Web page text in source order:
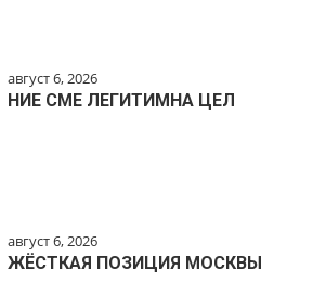
август 6, 2026
НИЕ СМЕ ЛЕГИТИМНА ЦЕЛ
август 6, 2026
ЖЁСТКАЯ ПОЗИЦИЯ МОСКВЫ